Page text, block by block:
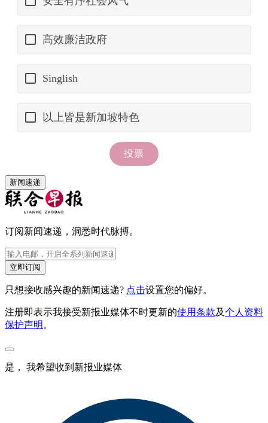
新闻速递
订阅新闻速递，洞悉时代脉搏。
立即订阅
只想接收感兴趣的新闻速递? 点击设置您的偏好。
注册即表示我接受新报业媒体不时更新的使用条款及个人资料
保护声明 。
是， 我希望收到新报业媒体